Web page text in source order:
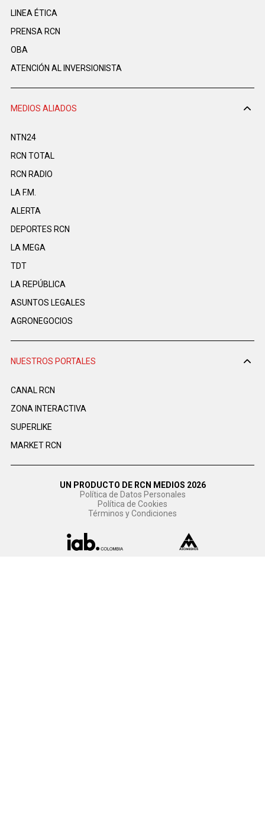
LINEA ÉTICA
PRENSA RCN
OBA
ATENCIÓN AL INVERSIONISTA
MEDIOS ALIADOS
NTN24
RCN TOTAL
RCN RADIO
LA F.M.
ALERTA
DEPORTES RCN
LA MEGA
TDT
LA REPÚBLICA
ASUNTOS LEGALES
AGRONEGOCIOS
NUESTROS PORTALES
CANAL RCN
ZONA INTERACTIVA
SUPERLIKE
MARKET RCN
UN PRODUCTO DE RCN MEDIOS 2026
Política de Datos Personales
Política de Cookies
Términos y Condiciones